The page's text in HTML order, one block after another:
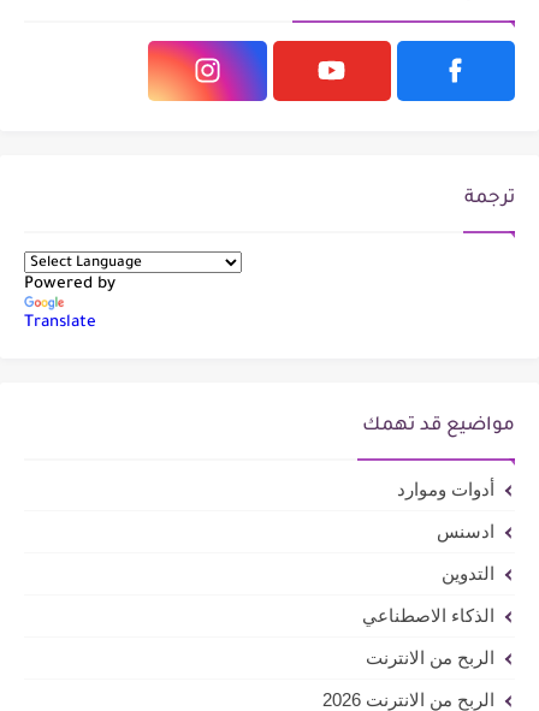
ترجمة
Powered by
Translate
مواضيع قد تهمك
أدوات وموارد
ادسنس
التدوين
الذكاء الاصطناعي
الربح من الانترنت
الربح من الانترنت 2026